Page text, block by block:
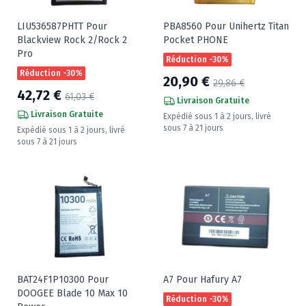
LIU536587PHTT Pour
Blackview Rock 2/Rock 2
Pro
Réduction -30%
42,72 € 61,03 €
Livraison Gratuite
Expédié sous 1 à 2 jours, livré
sous 7 à 21 jours
PBA8560 Pour Unihertz Titan
Pocket PHONE
Réduction -30%
20,90 € 29,86 €
Livraison Gratuite
Expédié sous 1 à 2 jours, livré
sous 7 à 21 jours
BAT24F1P10300 Pour
DOOGEE Blade 10 Max 10
A7 Pour Hafury A7
Réduction -30%